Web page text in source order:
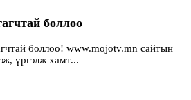
боллоо
боллоо! www.mojotv.mn сайтын
үргэлж хамт...